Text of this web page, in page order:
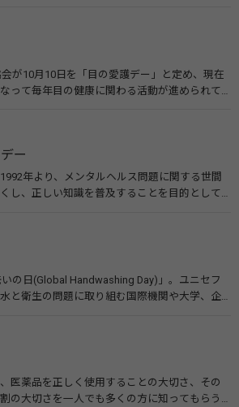
ーク
が10月10日を「目の愛護デー」と定め、現在
って毎年目の健康に関わる活動が進められて
ー
年より、メンタルヘルス問題に関する世間
し、正しい知識を普及することを目的として、
「こころの耳」（厚生労働省）
の日(Global Handwashing Day)」。ユニセフ
と衛生の問題に取り組む国際機関や大学、企
医薬品を正しく使用することの大切さ、その
の大切さを一人でも多くの方に知ってもらう